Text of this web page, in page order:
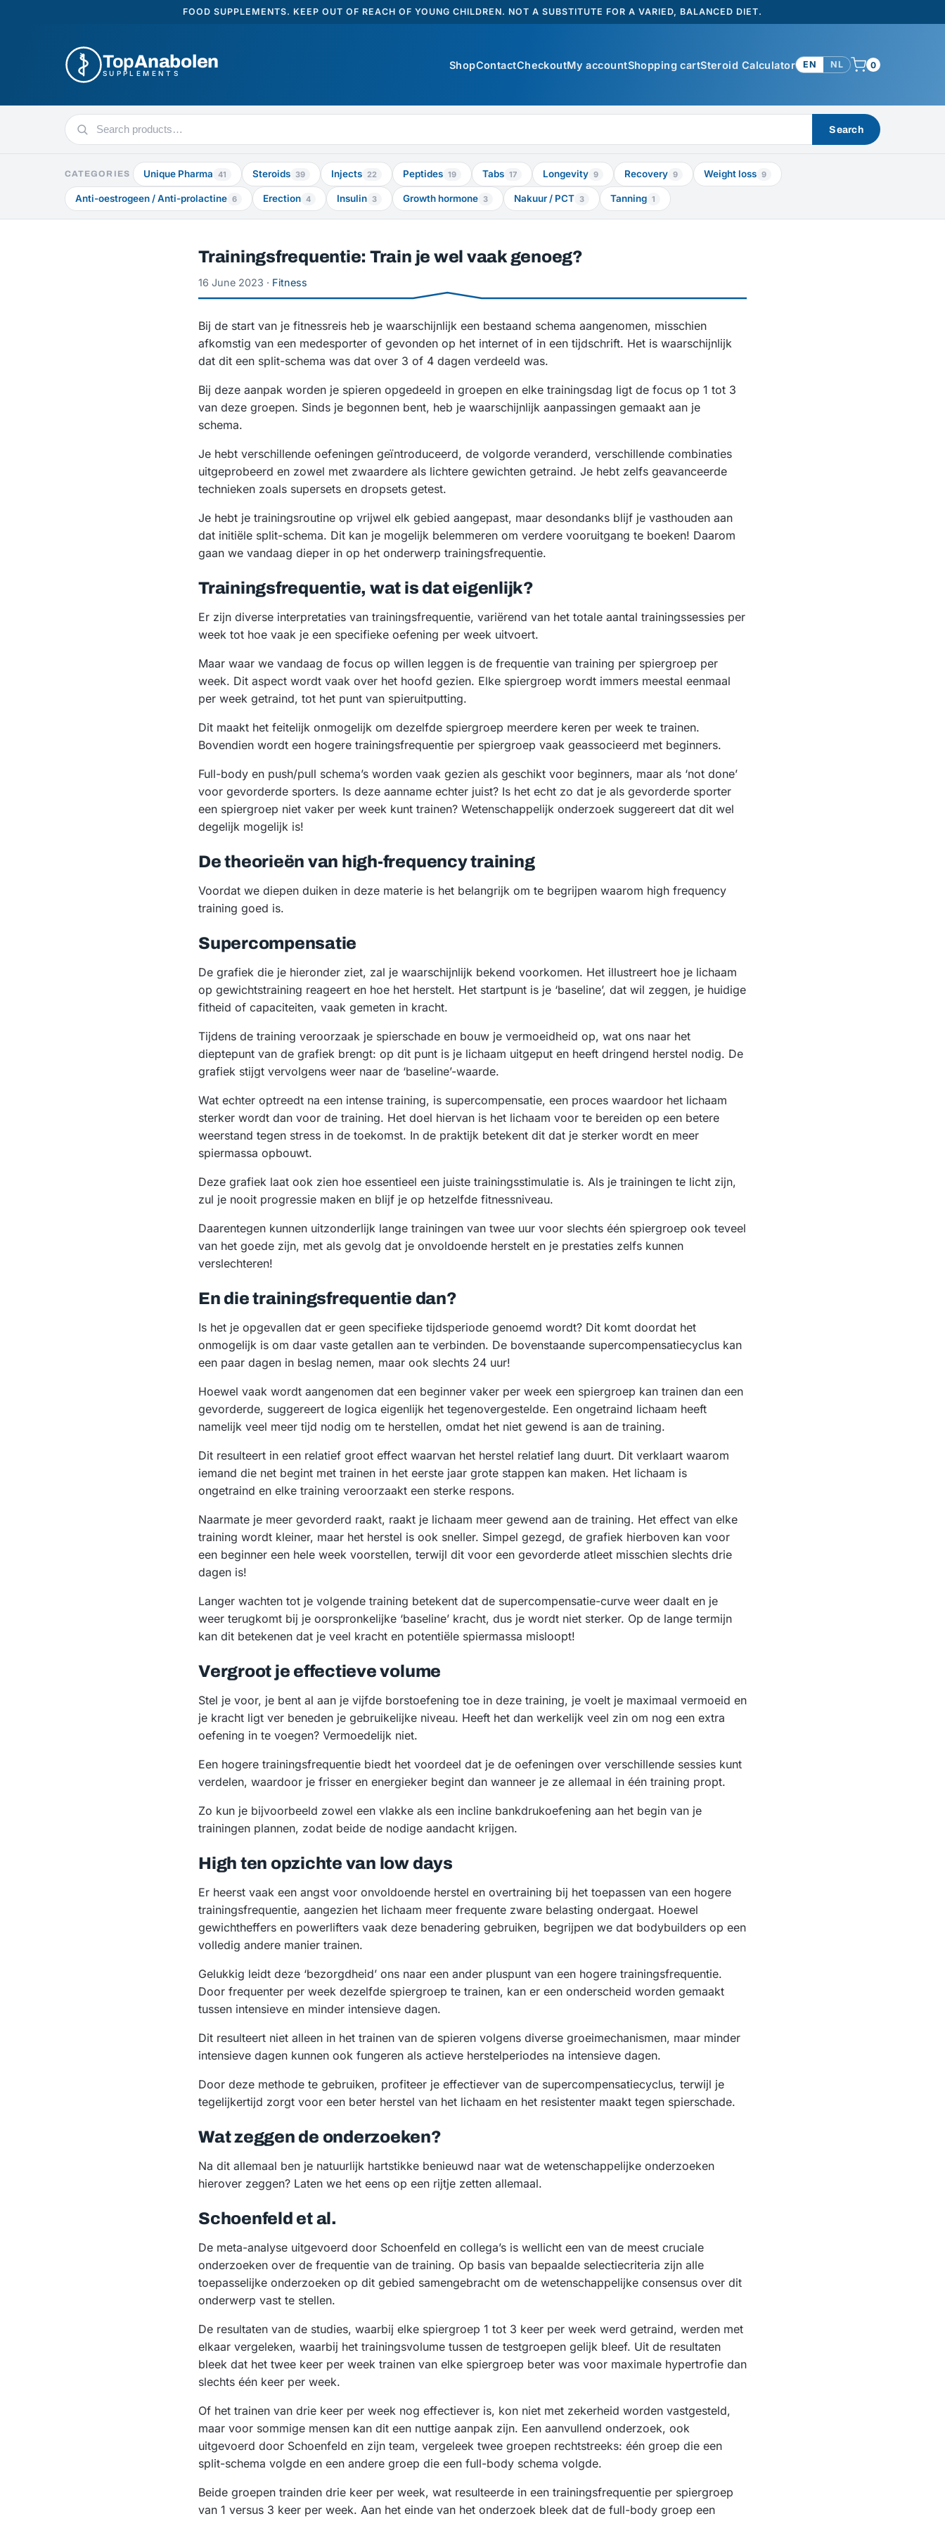
FOOD SUPPLEMENTS. KEEP OUT OF REACH OF YOUNG CHILDREN. NOT A SUBSTITUTE FOR A VARIED, BALANCED DIET.
TopAnabolen
SUPPLEMENTS
ShopContactCheckoutMy accountShopping cartSteroid Calculator EN NL 0
Search
products
Search
CATEGORIES Unique Pharma 41 Steroids 39 Injects 22 Peptides 19 Tabs 17 Longevity 9 Recovery 9 Weight loss 9
Anti-oestrogeen / Anti-prolactine 6 Erection 4 Insulin 3 Growth hormone 3 Nakuur / PCT 3 Tanning 1
Trainingsfrequentie: Train je wel vaak genoeg?
16 June 2023 · Fitness
Bij de start van je fitnessreis heb je waarschijnlijk een bestaand schema aangenomen, misschien
afkomstig van een medesporter of gevonden op het internet of in een tijdschrift. Het is waarschijnlijk
dat dit een split-schema was dat over 3 of 4 dagen verdeeld was.
Bij deze aanpak worden je spieren opgedeeld in groepen en elke trainingsdag ligt de focus op 1 tot 3
van deze groepen. Sinds je begonnen bent, heb je waarschijnlijk aanpassingen gemaakt aan je
schema.
Je hebt verschillende oefeningen geïntroduceerd, de volgorde veranderd, verschillende combinaties
uitgeprobeerd en zowel met zwaardere als lichtere gewichten getraind. Je hebt zelfs geavanceerde
technieken zoals supersets en dropsets getest.
Je hebt je trainingsroutine op vrijwel elk gebied aangepast, maar desondanks blijf je vasthouden aan
dat initiële split-schema. Dit kan je mogelijk belemmeren om verdere vooruitgang te boeken! Daarom
gaan we vandaag dieper in op het onderwerp trainingsfrequentie.
Trainingsfrequentie, wat is dat eigenlijk?
Er zijn diverse interpretaties van trainingsfrequentie, variërend van het totale aantal trainingssessies per
week tot hoe vaak je een specifieke oefening per week uitvoert.
Maar waar we vandaag de focus op willen leggen is de frequentie van training per spiergroep per
week. Dit aspect wordt vaak over het hoofd gezien. Elke spiergroep wordt immers meestal eenmaal
per week getraind, tot het punt van spieruitputting.
Dit maakt het feitelijk onmogelijk om dezelfde spiergroep meerdere keren per week te trainen.
Bovendien wordt een hogere trainingsfrequentie per spiergroep vaak geassocieerd met beginners.
Full-body en push/pull schema’s worden vaak gezien als geschikt voor beginners, maar als ‘not done’
voor gevorderde sporters. Is deze aanname echter juist? Is het echt zo dat je als gevorderde sporter
een spiergroep niet vaker per week kunt trainen? Wetenschappelijk onderzoek suggereert dat dit wel
degelijk mogelijk is!
De theorieën van high-frequency training
Voordat we diepen duiken in deze materie is het belangrijk om te begrijpen waarom high frequency
training goed is.
Supercompensatie
De grafiek die je hieronder ziet, zal je waarschijnlijk bekend voorkomen. Het illustreert hoe je lichaam
op gewichtstraining reageert en hoe het herstelt. Het startpunt is je ‘baseline’, dat wil zeggen, je huidige
fitheid of capaciteiten, vaak gemeten in kracht.
Tijdens de training veroorzaak je spierschade en bouw je vermoeidheid op, wat ons naar het
dieptepunt van de grafiek brengt: op dit punt is je lichaam uitgeput en heeft dringend herstel nodig. De
grafiek stijgt vervolgens weer naar de ‘baseline’-waarde.
Wat echter optreedt na een intense training, is supercompensatie, een proces waardoor het lichaam
sterker wordt dan voor de training. Het doel hiervan is het lichaam voor te bereiden op een betere
weerstand tegen stress in de toekomst. In de praktijk betekent dit dat je sterker wordt en meer
spiermassa opbouwt.
Deze grafiek laat ook zien hoe essentieel een juiste trainingsstimulatie is. Als je trainingen te licht zijn,
zul je nooit progressie maken en blijf je op hetzelfde fitnessniveau.
Daarentegen kunnen uitzonderlijk lange trainingen van twee uur voor slechts één spiergroep ook teveel
van het goede zijn, met als gevolg dat je onvoldoende herstelt en je prestaties zelfs kunnen
verslechteren!
En die trainingsfrequentie dan?
Is het je opgevallen dat er geen specifieke tijdsperiode genoemd wordt? Dit komt doordat het
onmogelijk is om daar vaste getallen aan te verbinden. De bovenstaande supercompensatiecyclus kan
een paar dagen in beslag nemen, maar ook slechts 24 uur!
Hoewel vaak wordt aangenomen dat een beginner vaker per week een spiergroep kan trainen dan een
gevorderde, suggereert de logica eigenlijk het tegenovergestelde. Een ongetraind lichaam heeft
namelijk veel meer tijd nodig om te herstellen, omdat het niet gewend is aan de training.
Dit resulteert in een relatief groot effect waarvan het herstel relatief lang duurt. Dit verklaart waarom
iemand die net begint met trainen in het eerste jaar grote stappen kan maken. Het lichaam is
ongetraind en elke training veroorzaakt een sterke respons.
Naarmate je meer gevorderd raakt, raakt je lichaam meer gewend aan de training. Het effect van elke
training wordt kleiner, maar het herstel is ook sneller. Simpel gezegd, de grafiek hierboven kan voor
een beginner een hele week voorstellen, terwijl dit voor een gevorderde atleet misschien slechts drie
dagen is!
Langer wachten tot je volgende training betekent dat de supercompensatie-curve weer daalt en je
weer terugkomt bij je oorspronkelijke ‘baseline’ kracht, dus je wordt niet sterker. Op de lange termijn
kan dit betekenen dat je veel kracht en potentiële spiermassa misloopt!
Vergroot je effectieve volume
Stel je voor, je bent al aan je vijfde borstoefening toe in deze training, je voelt je maximaal vermoeid en
je kracht ligt ver beneden je gebruikelijke niveau. Heeft het dan werkelijk veel zin om nog een extra
oefening in te voegen? Vermoedelijk niet.
Een hogere trainingsfrequentie biedt het voordeel dat je de oefeningen over verschillende sessies kunt
verdelen, waardoor je frisser en energieker begint dan wanneer je ze allemaal in één training propt.
Zo kun je bijvoorbeeld zowel een vlakke als een incline bankdrukoefening aan het begin van je
trainingen plannen, zodat beide de nodige aandacht krijgen.
High ten opzichte van low days
Er heerst vaak een angst voor onvoldoende herstel en overtraining bij het toepassen van een hogere
trainingsfrequentie, aangezien het lichaam meer frequente zware belasting ondergaat. Hoewel
gewichtheffers en powerlifters vaak deze benadering gebruiken, begrijpen we dat bodybuilders op een
volledig andere manier trainen.
Gelukkig leidt deze ‘bezorgdheid’ ons naar een ander pluspunt van een hogere trainingsfrequentie.
Door frequenter per week dezelfde spiergroep te trainen, kan er een onderscheid worden gemaakt
tussen intensieve en minder intensieve dagen.
Dit resulteert niet alleen in het trainen van de spieren volgens diverse groeimechanismen, maar minder
intensieve dagen kunnen ook fungeren als actieve herstelperiodes na intensieve dagen.
Door deze methode te gebruiken, profiteer je effectiever van de supercompensatiecyclus, terwijl je
tegelijkertijd zorgt voor een beter herstel van het lichaam en het resistenter maakt tegen spierschade.
Wat zeggen de onderzoeken?
Na dit allemaal ben je natuurlijk hartstikke benieuwd naar wat de wetenschappelijke onderzoeken
hierover zeggen? Laten we het eens op een rijtje zetten allemaal.
Schoenfeld et al.
De meta-analyse uitgevoerd door Schoenfeld en collega’s is wellicht een van de meest cruciale
onderzoeken over de frequentie van de training. Op basis van bepaalde selectiecriteria zijn alle
toepasselijke onderzoeken op dit gebied samengebracht om de wetenschappelijke consensus over dit
onderwerp vast te stellen.
De resultaten van de studies, waarbij elke spiergroep 1 tot 3 keer per week werd getraind, werden met
elkaar vergeleken, waarbij het trainingsvolume tussen de testgroepen gelijk bleef. Uit de resultaten
bleek dat het twee keer per week trainen van elke spiergroep beter was voor maximale hypertrofie dan
slechts één keer per week.
Of het trainen van drie keer per week nog effectiever is, kon niet met zekerheid worden vastgesteld,
maar voor sommige mensen kan dit een nuttige aanpak zijn. Een aanvullend onderzoek, ook
uitgevoerd door Schoenfeld en zijn team, vergeleek twee groepen rechtstreeks: één groep die een
split-schema volgde en een andere groep die een full-body schema volgde.
Beide groepen trainden drie keer per week, wat resulteerde in een trainingsfrequentie per spiergroep
van 1 versus 3 keer per week. Aan het einde van het onderzoek bleek dat de full-body groep een